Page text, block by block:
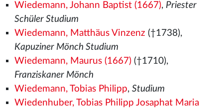
Wiedemann, Johann Baptist (1667), Priester
Schüler Studium
Wiedemann, Matthäus Vinzenz (†1738),
Kapuziner Mönch Studium
Wiedemann, Maurus (1667)(†1710),
Franziskaner Mönch
Wiedemann, Tobias Philipp, Studium
Wiedenhuber, Tobias Philipp Josaphat Maria